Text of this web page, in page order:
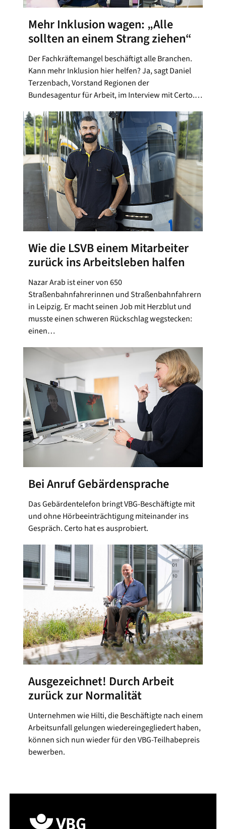
Mehr Inklusion wagen: „Alle
sollten an einem Strang ziehen“
Der Fachkräftemangel beschäftigt alle Branchen.
Kann mehr Inklusion hier helfen? Ja, sagt Daniel
Terzenbach, Vorstand Regionen der
Bundesagentur für Arbeit, im Interview mit Certo.…
Wie die LSVB einem Mitarbeiter
zurück ins Arbeitsleben halfen
Nazar Arab ist einer von 650
Straßenbahnfahrerinnen und Straßenbahnfahrern
in Leipzig. Er macht seinen Job mit Herzblut und
musste einen schweren Rückschlag wegstecken:
einen…
Bei Anruf Gebärdensprache
Das Gebärdentelefon bringt VBG-Beschäftigte mit
und ohne Hörbeeinträchtigung miteinander ins
Gespräch. Certo hat es ausprobiert.
Ausgezeichnet! Durch Arbeit
zurück zur Normalität
Unternehmen wie Hilti, die Beschäftigte nach einem
Arbeitsunfall gelungen wiedereingegliedert haben,
können sich nun wieder für den VBG-Teilhabepreis
bewerben.